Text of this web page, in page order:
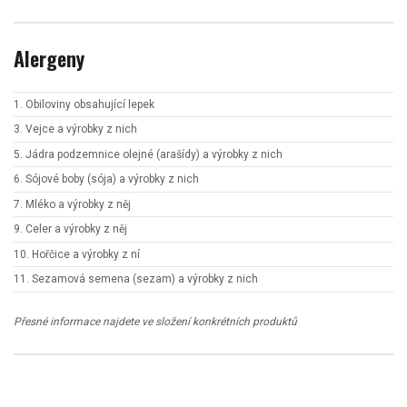
Alergeny
1. Obiloviny obsahující lepek
3. Vejce a výrobky z nich
5. Jádra podzemnice olejné (arašídy) a výrobky z nich
6. Sójové boby (sója) a výrobky z nich
7. Mléko a výrobky z něj
9. Celer a výrobky z něj
10. Hořčice a výrobky z ní
11. Sezamová semena (sezam) a výrobky z nich
Přesné informace najdete ve složení konkrétních produktů